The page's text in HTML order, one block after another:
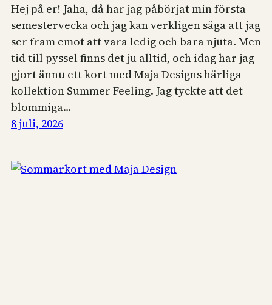
Hej på er! Jaha, då har jag påbörjat min första
semestervecka och jag kan verkligen säga att jag
ser fram emot att vara ledig och bara njuta. Men
tid till pyssel finns det ju alltid, och idag har jag
gjort ännu ett kort med Maja Designs härliga
kollektion Summer Feeling. Jag tyckte att det
blommiga…
8 juli, 2026